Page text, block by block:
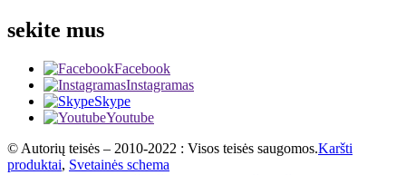
sekite mus
Facebook
Instagramas
Skype
Youtube
© Autorių teisės – 2010-2022 : Visos teisės saugomos.Karšti
produktai, Svetainės schema